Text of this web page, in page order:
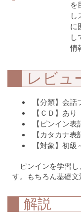
を
し
に
し
情
レビュ
【分類】会
【ＣＤ】あり
【ピンイン表
【カタカナ表
【対象】初級
ピンインを学習
す。もちろん基礎文
解説